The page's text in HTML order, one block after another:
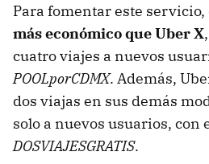
Para fomentar este servicio,
más económico que Uber X
cuatro viajes a nuevos
POOLporCDMX. Además,
dos viajas en sus demás
solo a nuevos usuarios, con
DOSVIAJESGRATIS.